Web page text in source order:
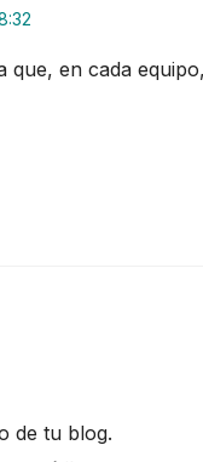
que, en cada
de tu blog.